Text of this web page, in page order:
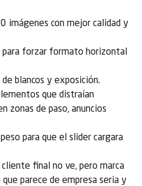
imágenes con mejor calidad y
para forzar formato horizontal
blancos y exposición.
que distraían
zonas de paso, anuncios
para que el slider cargara
final no ve, pero marca
parece de empresa seria y